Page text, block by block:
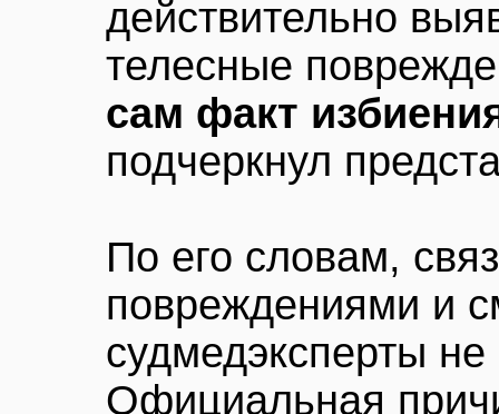
действительно
телесные
сам факт
подчеркнул
По его словам,
повреждениями и
судмедэксперты
Официальная